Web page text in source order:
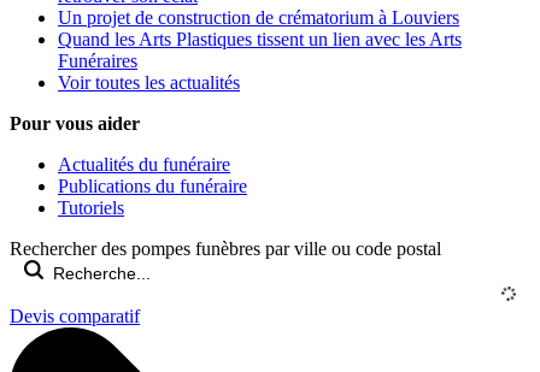
Un projet de construction de crématorium à Louviers
Quand les Arts Plastiques tissent un lien avec les Arts
Funéraires
Voir toutes les actualités
Pour vous aider
Actualités du funéraire
Publications du funéraire
Tutoriels
Rechercher des pompes funèbres par ville ou code postal
Devis comparatif